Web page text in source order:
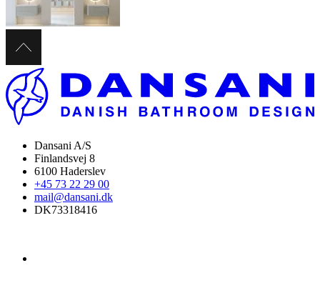
Dansani A/S
Finlandsvej 8
6100 Haderslev
+45 73 22 29 00
mail@dansani.dk
DK73318416